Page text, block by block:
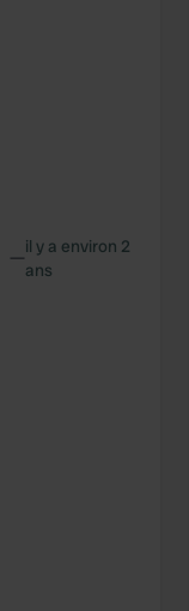
—il y a environ 2
ans